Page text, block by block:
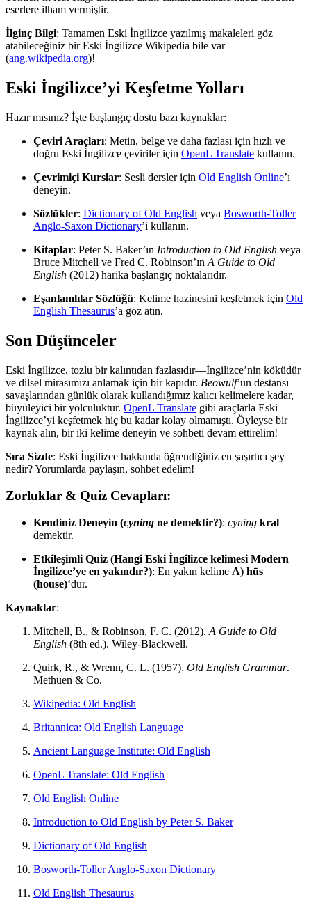
eserlere ilham vermiştir.
İlginç Bilgi: Tamamen Eski İngilizce yazılmış makaleleri göz
atabileceğiniz bir Eski İngilizce Wikipedia bile var
(ang.wikipedia.org)!
Eski İngilizce’yi Keşfetme Yolları
Hazır mısınız? İşte başlangıç dostu bazı kaynaklar:
Çeviri Araçları: Metin, belge ve daha fazlası için hızlı ve
doğru Eski İngilizce çeviriler için OpenL Translate kullanın.
Çevrimiçi Kurslar: Sesli dersler için Old English Online’ı
deneyin.
Sözlükler: Dictionary of Old English veya Bosworth-Toller
Anglo-Saxon Dictionary’i kullanın.
Kitaplar: Peter S. Baker’ın Introduction to Old English veya
Bruce Mitchell ve Fred C. Robinson’ın A Guide to Old
English (2012) harika başlangıç noktalarıdır.
Eşanlamlılar Sözlüğü: Kelime hazinesini keşfetmek için Old
English Thesaurus’a göz atın.
Son Düşünceler
Eski İngilizce, tozlu bir kalıntıdan fazlasıdır—İngilizce’nin köküdür
ve dilsel mirasımızı anlamak için bir kapıdır. Beowulf’un destansı
savaşlarından günlük olarak kullandığımız kalıcı kelimelere kadar,
büyüleyici bir yolculuktur. OpenL Translate gibi araçlarla Eski
İngilizce’yi keşfetmek hiç bu kadar kolay olmamıştı. Öyleyse bir
kaynak alın, bir iki kelime deneyin ve sohbeti devam ettirelim!
Sıra Sizde: Eski İngilizce hakkında öğrendiğiniz en şaşırtıcı şey
nedir? Yorumlarda paylaşın, sohbet edelim!
Zorluklar & Quiz Cevapları:
Kendiniz Deneyin (cyning ne demektir?): cyning kral
demektir.
Etkileşimli Quiz (Hangi Eski İngilizce kelimesi Modern
İngilizce’ye en yakındır?): En yakın kelime A) hūs
(house)‘dur.
Kaynaklar:
Mitchell, B., & Robinson, F. C. (2012). A Guide to Old
English (8th ed.). Wiley-Blackwell.
Quirk, R., & Wrenn, C. L. (1957). Old English Grammar.
Methuen & Co.
Wikipedia: Old English
Britannica: Old English Language
Ancient Language Institute: Old English
OpenL Translate: Old English
Old English Online
Introduction to Old English by Peter S. Baker
Dictionary of Old English
Bosworth-Toller Anglo-Saxon Dictionary
Old English Thesaurus